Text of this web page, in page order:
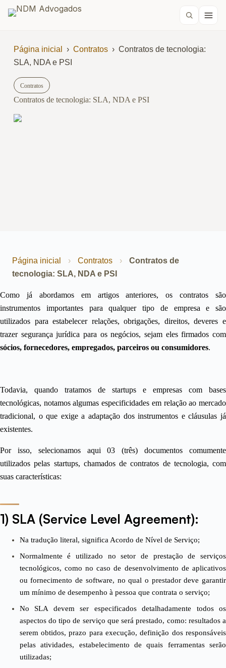
Página inicial › Contratos › Contratos de tecnologia:
SLA, NDA e PSI
Contratos
Contratos de tecnologia: SLA, NDA e PSI
Página inicial › Contratos ›
Contratos de
tecnologia: SLA, NDA e PSI
Como já abordamos em artigos anteriores, os contratos são
instrumentos importantes para qualquer tipo de empresa e são
utilizados para estabelecer relações, obrigações, direitos, deveres e
trazer segurança jurídica para os negócios, sejam eles firmados com
sócios, fornecedores, empregados, parceiros ou consumidores.
Todavia, quando tratamos de startups e empresas com bases
tecnológicas, notamos algumas especificidades em relação ao mercado
tradicional, o que exige a adaptação dos instrumentos e cláusulas já
existentes.
Por isso, selecionamos aqui 03 (três) documentos comumente
utilizados pelas startups, chamados de contratos de tecnologia, com
suas características:
1) SLA (Service Level Agreement):
Na tradução literal, significa Acordo de Nível de Serviço;
Normalmente é utilizado no setor de prestação de serviços
tecnológicos, como no caso de desenvolvimento de aplicativos
ou fornecimento de software, no qual o prestador deve garantir
um mínimo de desempenho à pessoa que contrata o serviço;
No SLA devem ser especificados detalhadamente todos os
aspectos do tipo de serviço que será prestado, como: resultados a
serem obtidos, prazo para execução, definição dos responsáveis
pelas atividades, estabelecimento de quais ferramentas serão
utilizadas;